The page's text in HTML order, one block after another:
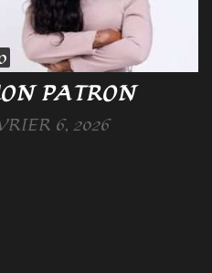
PATRON
6, 2026